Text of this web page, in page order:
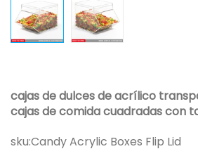
cajas de dulces de acrílico
cajas de comida cuadradas con
sku:Candy Acrylic Boxes Flip Lid